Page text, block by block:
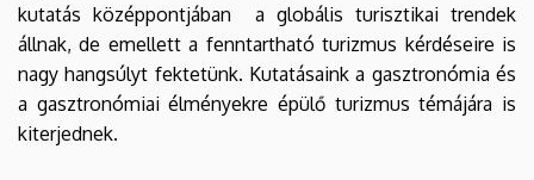
kutatás középpontjában a globális turisztikai trendek
állnak, de emellett a fenntartható turizmus kérdéseire is
nagy hangsúlyt fektetünk. Kutatásaink a gasztronómia és
a gasztronómiai élményekre épülő turizmus témájára is
kiterjednek.